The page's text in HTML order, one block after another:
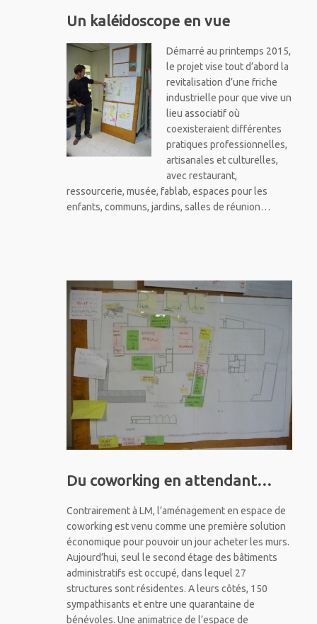
Un kaléidoscope en vue
Démarré au printemps 2015,
le projet vise tout d’abord la
revitalisation d’une friche
industrielle pour que vive un
lieu associatif où
coexisteraient différentes
pratiques professionnelles,
artisanales et culturelles,
avec restaurant,
ressourcerie, musée, fablab, espaces pour les
enfants, communs, jardins, salles de réunion…
Du coworking en attendant…
Contrairement à LM, l’aménagement en espace de
coworking est venu comme une première solution
économique pour pouvoir un jour acheter les murs.
Aujourd’hui, seul le second étage des bâtiments
administratifs est occupé, dans lequel 27
structures sont résidentes. A leurs côtés, 150
sympathisants et entre une quarantaine de
bénévoles. Une animatrice de l’espace de